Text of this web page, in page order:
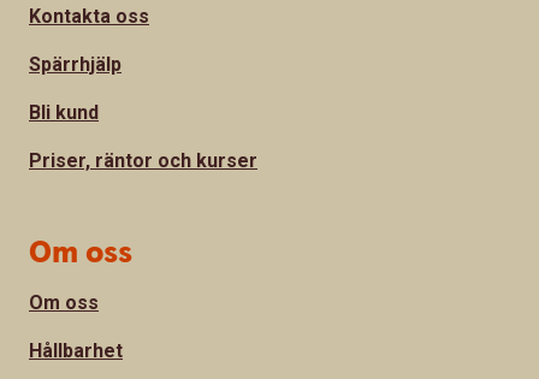
Kontakta oss
Spärrhjälp
Bli kund
Priser, räntor och kurser
Om oss
Om oss
Hållbarhet